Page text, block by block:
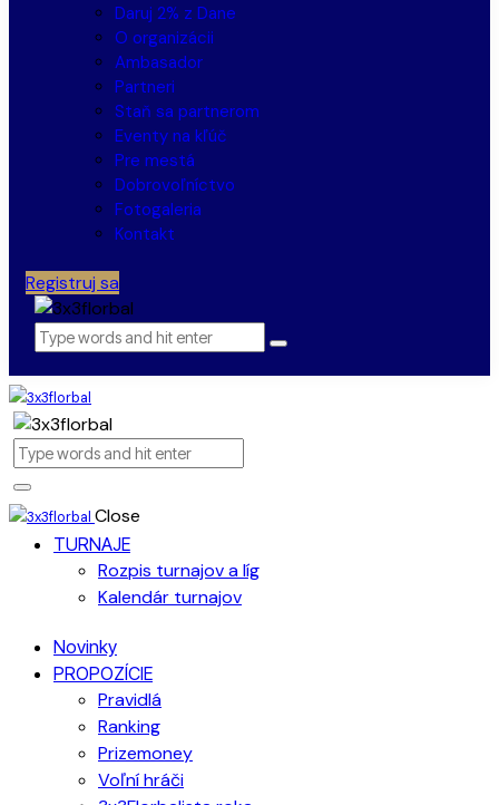
Daruj 2% z Dane
O organizácii
Ambasador
Partneri
Staň sa partnerom
Eventy na kľúč
Pre mestá
Dobrovoľníctvo
Fotogaleria
Kontakt
Registruj sa
Close
TURNAJE
Rozpis turnajov a líg
Kalendár turnajov
Novinky
PROPOZÍCIE
Pravidlá
Ranking
Prizemoney
Voľní hráči